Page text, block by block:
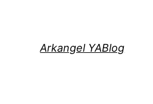
Arkangel YABlog